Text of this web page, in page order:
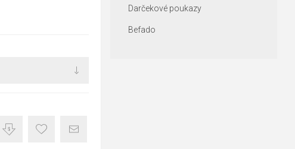
Darčekové poukazy
Befado